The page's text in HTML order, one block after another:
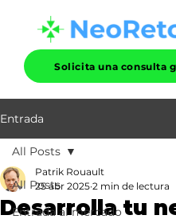
Solicita una consulta
Entrada
All Posts
Entrada al mercado
All Posts
Desarrolla tu
Patrik Rouault
25 abr 2025 2 min de lectura